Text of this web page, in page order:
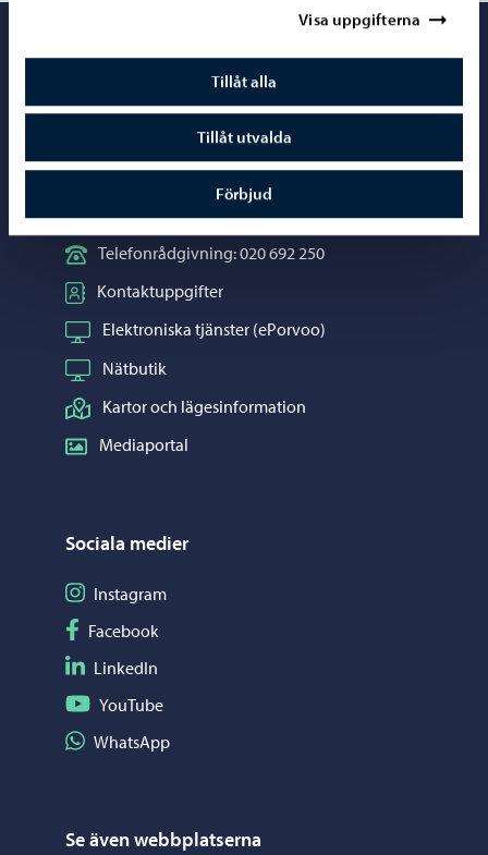
Visa uppgifterna
Tillåt alla
Tillåt utvalda
Förbjud
Kontaktuppgifter
Borgåinfo
Telefonrådgivning: 020 692 250
Kontaktuppgifter
Elektroniska tjänster (ePorvoo)
Nätbutik
Kartor och lägesinformation
Mediaportal
Sociala medier
Följ på Instagram
Instagram
Följ på Facebook
Facebook
Följ på LinkedIn
LinkedIn
Följ på YouTube
YouTube
Dela på WhatsApp
WhatsApp
Se även webbplatserna